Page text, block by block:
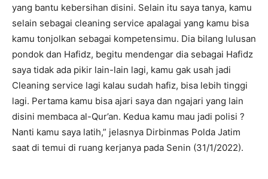
yang bantu kebersihan disini. Selain itu saya tanya, kamu
selain sebagai cleaning service apalagai yang kamu bisa
kamu tonjolkan sebagai kompetensimu. Dia bilang lulusan
pondok dan Hafidz, begitu mendengar dia sebagai Hafidz
saya tidak ada pikir lain-lain lagi, kamu gak usah jadi
Cleaning service lagi kalau sudah hafiz, bisa lebih tinggi
lagi. Pertama kamu bisa ajari saya dan ngajari yang lain
disini membaca al-Qur’an. Kedua kamu mau jadi polisi ?
Nanti kamu saya latih,” jelasnya Dirbinmas Polda Jatim
saat di temui di ruang kerjanya pada Senin (31/1/2022).